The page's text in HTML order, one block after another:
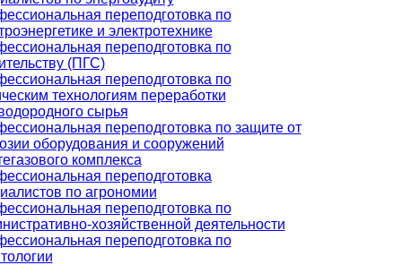
переподготовка по
и электротехнике
переподготовка по
(ПГС)
переподготовка по
технологиям переработки
сырья
переподготовка по защите от
оборудования и сооружений
комплекса
переподготовка
по агрономии
переподготовка по
хозяйственной деятельности
переподготовка по